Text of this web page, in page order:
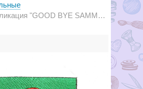
"GOOD BYE SAMMY" зеленая, 3.5 х 2.5 cм